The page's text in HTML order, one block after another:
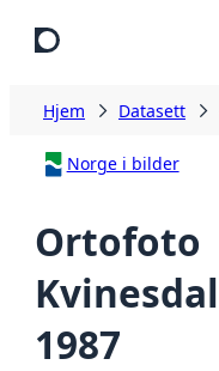
Hjem Datasett
Norge i bilder
Ortofoto
Kvinesdal
1987